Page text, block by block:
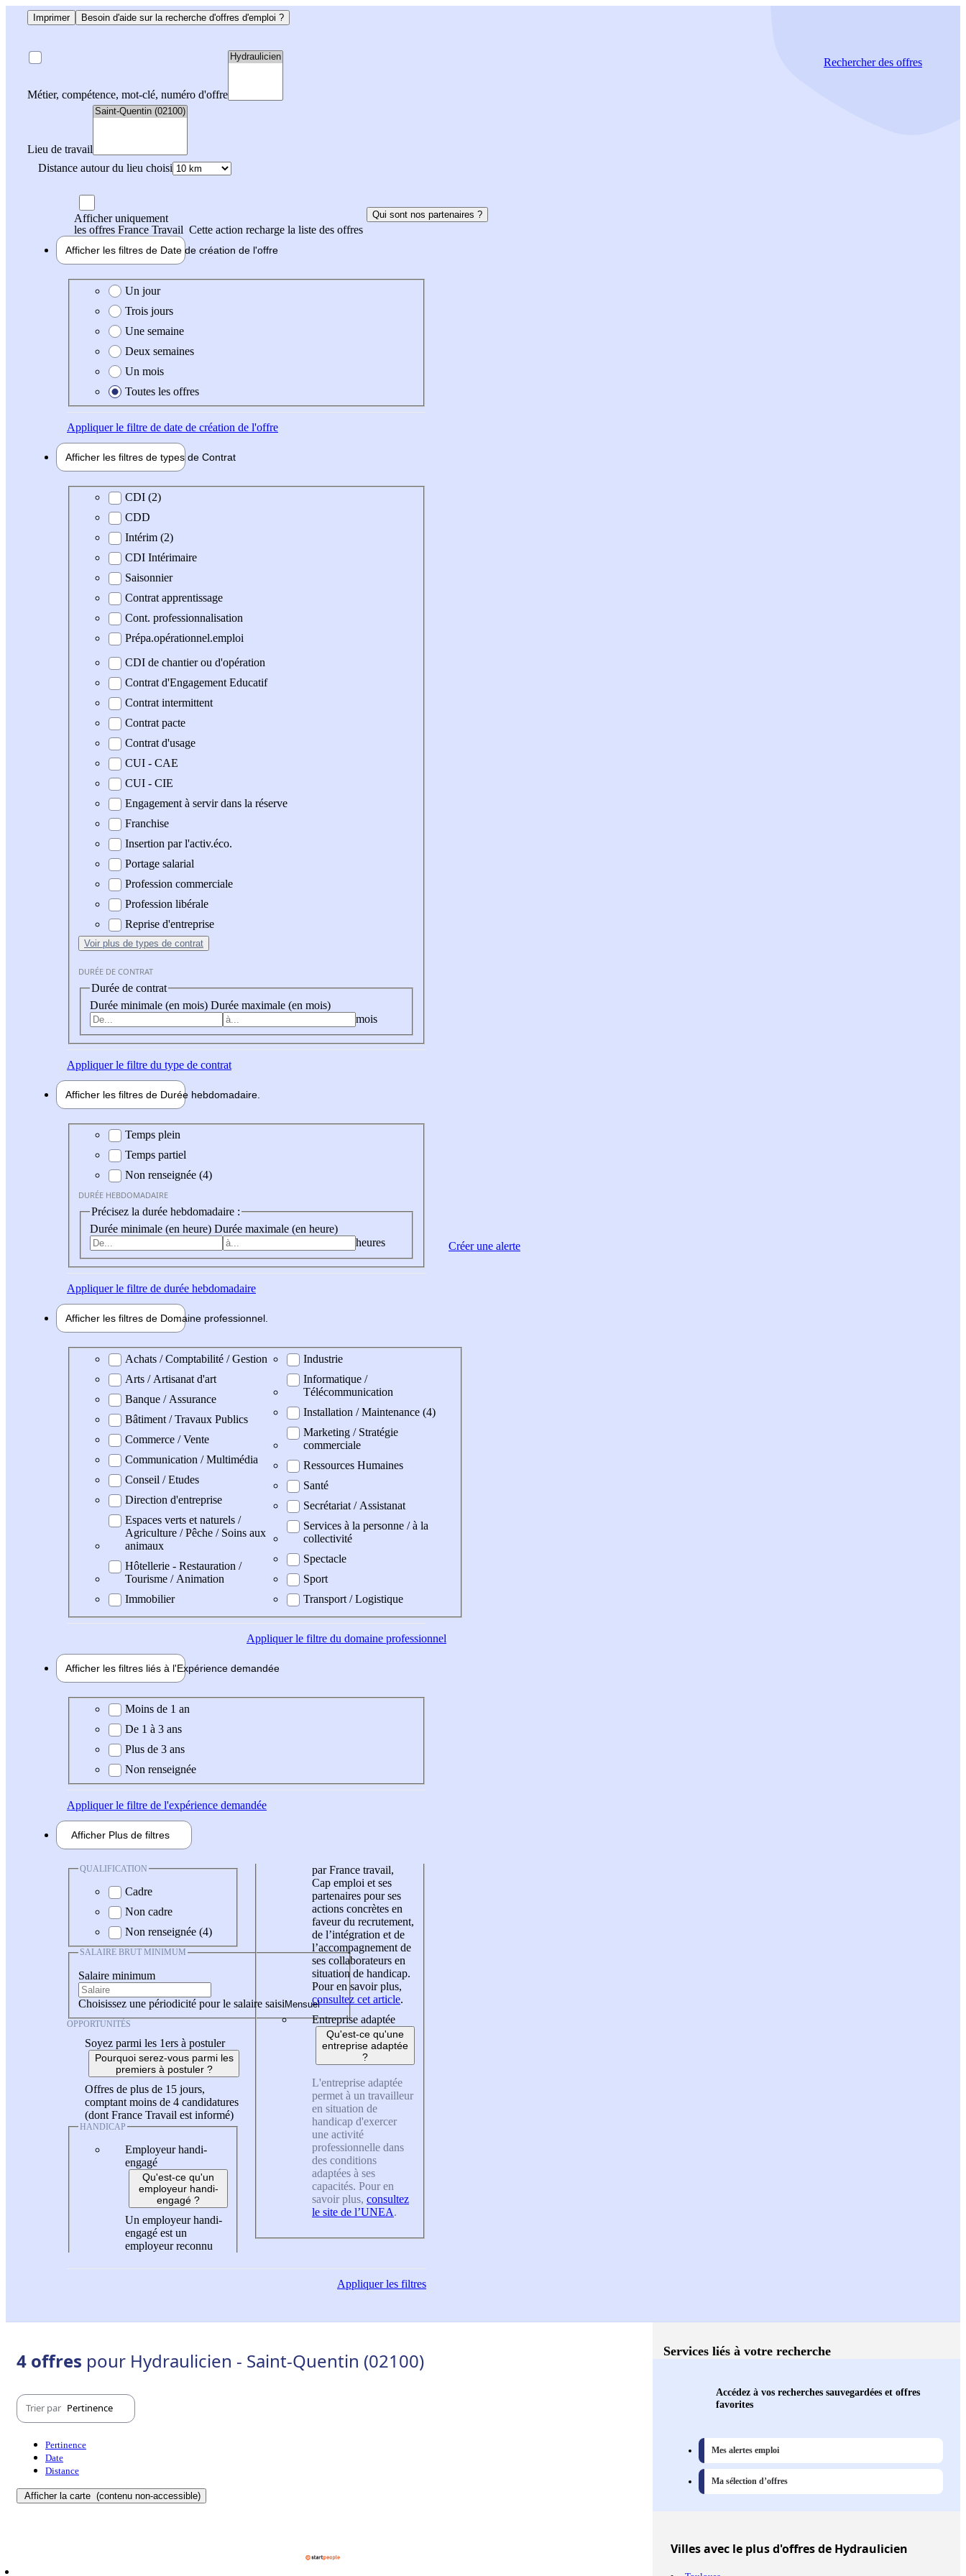
Imprimer Besoin d'aide sur la recherche d'offres d'emploi ?
Métier, compétence, mot-clé, numéro d'offre
Lieu de travail
Distance autour du lieu choisi
Rechercherdes offres
Afficher uniquement
les offres France Travail Cette action recharge la liste des offres
Qui sont nos partenaires ?
Afficher les filtres de Date de création de l'offre
Date de création de l'offre
Un jour
Trois jours
Une semaine
Deux semaines
Un mois
Toutes les offres
Appliquerle filtre de date de création de l'offre
Afficher les filtres de types de Contrat
Type de contrat
CDI (2)
CDD
Intérim (2)
CDI Intérimaire
Saisonnier
Contrat apprentissage
Cont. professionnalisation
Prépa.opérationnel.emploi
CDI de chantier ou d'opération
Contrat d'Engagement Educatif
Contrat intermittent
Contrat pacte
Contrat d'usage
CUI - CAE
CUI - CIE
Engagement à servir dans la réserve
Franchise
Insertion par l'activ.éco.
Portage salarial
Profession commerciale
Profession libérale
Reprise d'entreprise
Voir plus de types de contrat
DURÉE DE CONTRAT
Durée de contrat
Durée minimale (en mois) Durée maximale (en mois)
mois
Appliquerle filtre du type de contrat
Afficher les filtres de Durée hebdomadaire
Durée hebdomadaire
Temps plein
Temps partiel
Non renseignée (4)
DURÉE HEBDOMADAIRE
Précisez la durée hebdomadaire :
Durée minimale (en heure) Durée maximale (en heure)
heures
Appliquerle filtre de durée hebdomadaire
Afficher les filtres de Domaine professionnel
Domaine professionel
Achats / Comptabilité / Gestion
Arts / Artisanat d'art
Banque / Assurance
Bâtiment / Travaux Publics
Commerce / Vente
Communication / Multimédia
Conseil / Etudes
Direction d'entreprise
Espaces verts et naturels /
Agriculture / Pêche / Soins aux
animaux
Hôtellerie - Restauration /
Tourisme / Animation
Immobilier
Industrie
Informatique /
Télécommunication
Installation / Maintenance (4)
Marketing / Stratégie
commerciale
Ressources Humaines
Santé
Secrétariat / Assistanat
Services à la personne / à la
collectivité
Spectacle
Sport
Transport / Logistique
Appliquerle filtre du domaine professionnel
Afficher les filtres liés à l'Expérience demandée
Expérience demandée
Moins de 1 an
De 1 à 3 ans
Plus de 3 ans
Non renseignée
Appliquerle filtre de l'expérience demandée
Afficher Plus de filtres
QUALIFICATION
Cadre
Non cadre
Non renseignée (4)
SALAIRE BRUT MINIMUM
Salaire minimum
Choisissez une périodicité pour le salaire saisi
OPPORTUNITÉS
Soyez parmi les 1ers à postuler
Pourquoi serez-vous parmi les
premiers à postuler ?
Offres de plus de 15 jours,
comptant moins de 4 candidatures
(dont France Travail est informé)
HANDICAP
Employeur handi-
engagé
Qu'est-ce qu'un
employeur handi-
engagé ?
Un employeur handi-
engagé est un
employeur reconnu
par France travail,
Cap emploi et ses
partenaires pour ses
actions concrètes en
faveur du recrutement,
de l’intégration et de
l’accompagnement de
ses collaborateurs en
situation de handicap.
Pour en savoir plus,
consultez cet article.
Entreprise adaptée
Qu'est-ce qu'une
entreprise adaptée
?
L'entreprise adaptée
permet à un travailleur
en situation de
handicap d'exercer
une activité
professionnelle dans
des conditions
adaptées à ses
capacités. Pour en
savoir plus, consultez
le site de l’UNEA.
Appliquerles filtres
Créer une alerte
4 offres pour Hydraulicien - Saint-Quentin (02100)
Trier par Pertinence
Pertinence
Date
Distance
Afficher la carte (contenu non-accessible)
Services liés à votre recherche
Accédez à vos recherches sauvegardées et offres
favorites
Mes alertes emploi
Ma sélection d’offres
Villesavec le plus d'offres de Hydraulicien